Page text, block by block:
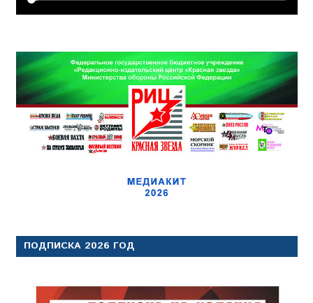
ПОДПИСКА 2026 ГОД